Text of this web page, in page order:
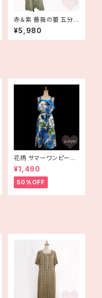
赤＆紫 薔薇の蕾 五分
袖コットンロングワンピ
ース 古着
¥5,980
花柄 サマーワンピース
サマードレス ハイビス
カス ブルー USA古着
HAWAII
¥1,490
50%OFF